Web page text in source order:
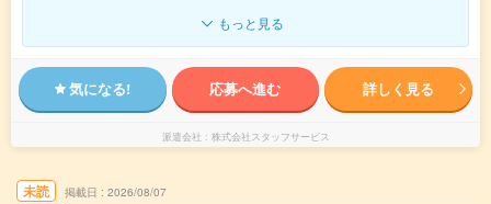
もっと見る
気になる! 応募へ進む 詳しく見る
派遣会社 株式会社スタッフサービス
未読 掲載日 2026/08/07